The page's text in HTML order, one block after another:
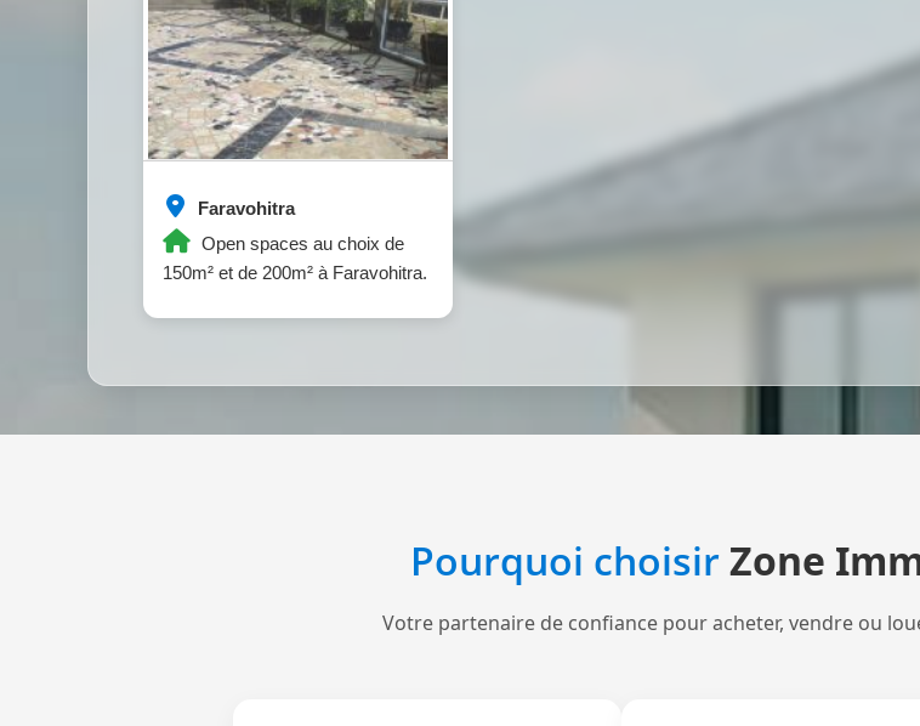
Faravohitra
Open spaces au choix de
150m² et de 200m² à Faravohitra.
Pourquoi choisirZone
Votre partenaire de confiance pour acheter, vendre ou